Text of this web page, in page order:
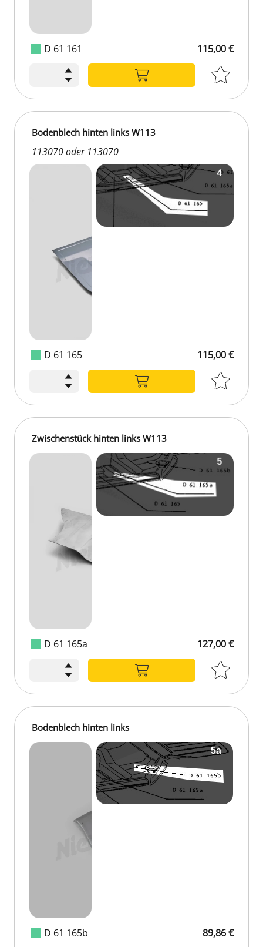
D 61 161 115,00 €
D 61 165
Bodenblech hinten links W113
113070 oder 113070
115,00 €
D 61 165a
Zwischenstück hinten links W113
127,00 €
D 61 165b
Bodenblech hinten links
89,86 €